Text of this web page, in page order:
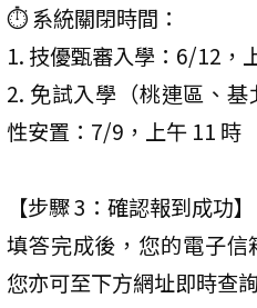
⏱️ 系統關閉時間：
1. 技優甄審入學：6/12，
2. 免試入學（桃連區、
性安置：7/9，上午 11 時
【步驟 3：確認報到成功】
填答完成後，您的電子信
您亦可至下方網址即時查